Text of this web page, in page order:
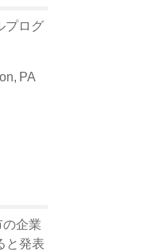
プログ
PA
企業
と発表